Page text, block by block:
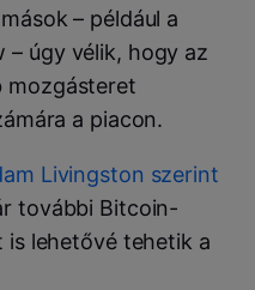
– például a
úgy vélik, hogy az
mozgásteret
a piacon.
Livingston szerint
további Bitcoin-
is lehetővé tehetik a